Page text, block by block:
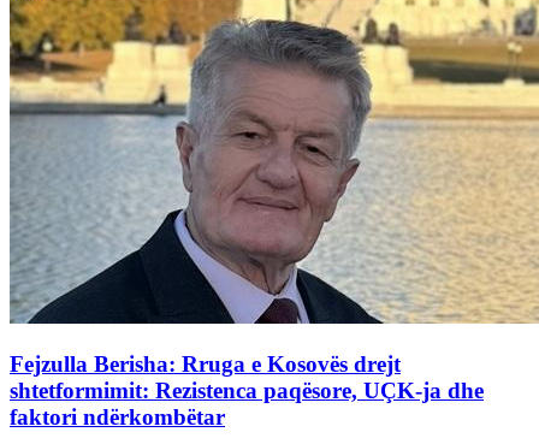
Fejzulla Berisha: Rruga e Kosovës drejt
shtetformimit: Rezistenca paqësore, UÇK-ja dhe
faktori ndërkombëtar